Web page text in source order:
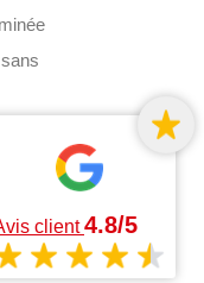
client4.8/5